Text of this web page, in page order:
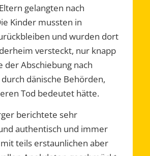
gelangten nach
Kinder mussten in
und wurden dort
versteckt, nur knapp
der Abschiebung nach
dänische Behörden,
Tod bedeutet hätte.
berichtete sehr
authentisch und immer
teils erstaunlichen aber